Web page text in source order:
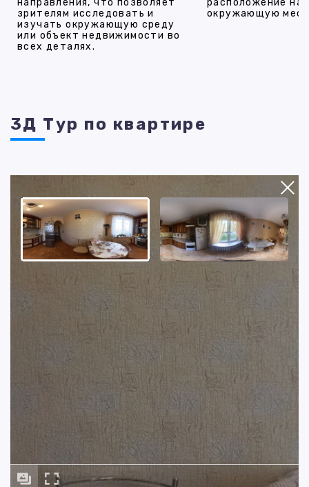
зрителям исследовать и
изучать окружающую среду
или объект недвижимости во
всех деталях.
окружающую
3Д Тур по квартире